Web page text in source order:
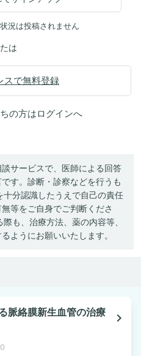
況は投稿されません
は
スで無料登録
の方はログインへ
サービスで、医師による回答
す。診断・診察などを行うも
分認識したうえで自己の責任
等をご自身でご判断くださ
も、治療方法、薬の内容等、
ようにお願いいたします。
脈絡膜新生血管の治療
navigate_next